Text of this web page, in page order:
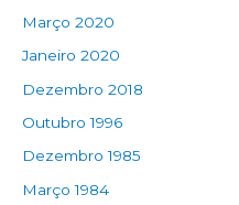
Março 2020
Janeiro 2020
Dezembro 2018
Outubro 1996
Dezembro 1985
Março 1984